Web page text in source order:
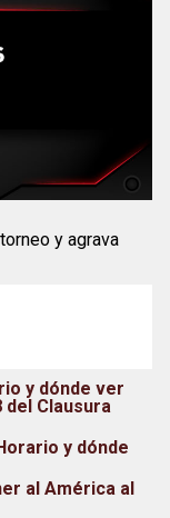
y agrava
y dónde ver
del Clausura
y dónde
al América al